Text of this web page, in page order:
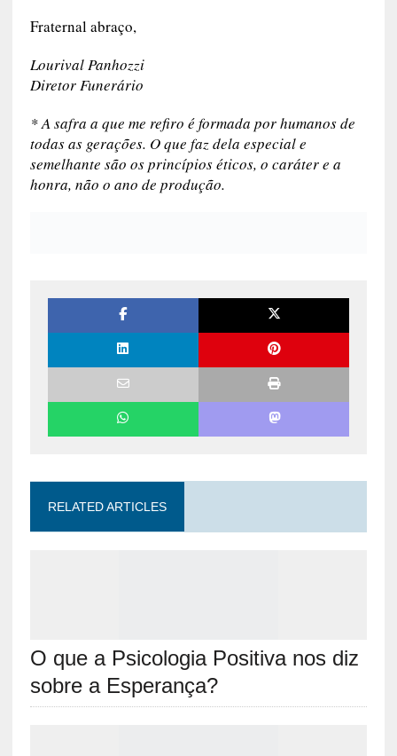
Fraternal abraço,
Lourival Panhozzi
Diretor Funerário
* A safra a que me refiro é formada por humanos de
todas as gerações. O que faz dela especial e
semelhante são os princípios éticos, o caráter e a
honra, não o ano de produção.
RELATED ARTICLES
O que a Psicologia Positiva nos diz
sobre a Esperança?